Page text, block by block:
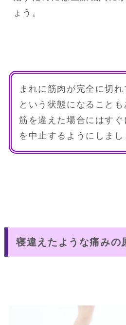
ょう。
まれに筋肉が完全に切
という状態になることも
筋を違えた場合にはす
を中止するようにしまし
寝違えたような痛みの